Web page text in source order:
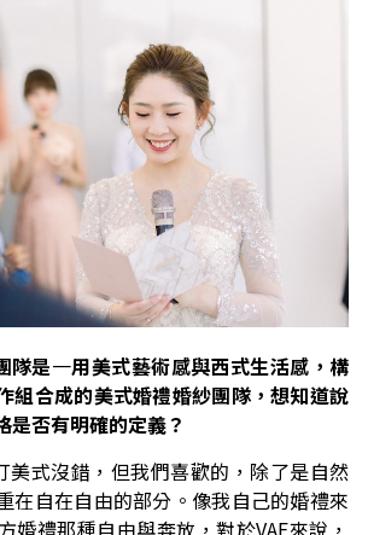
隊是一用美式藝術感與西式生活感，構
組合成的美式婚禮婚紗團隊，想知道說
是否有明確的定義？
美式沒錯，但我們喜歡的，除了是自然
在自在自由的部分。像我自己的婚禮來
婚禮那種自由與奔放，對於VAF來說，